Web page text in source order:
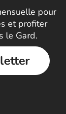
pour
et profiter
le Gard.